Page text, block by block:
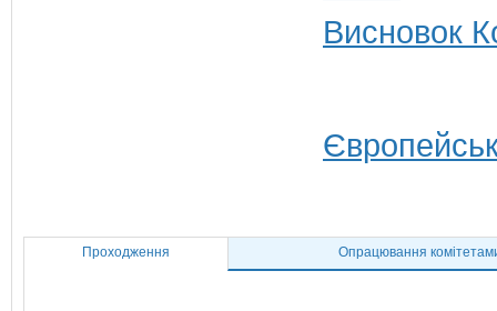
Висновок
Проходження Опрацювання